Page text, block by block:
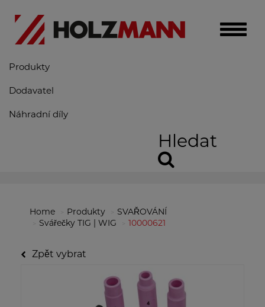
Toggle
Produkty
Dodavatel
Náhradní díly
Hledat
Home Produkty
SVAŘOVÁNÍ
Svářečky TIG | WIG
10000621
Zpět vybrat